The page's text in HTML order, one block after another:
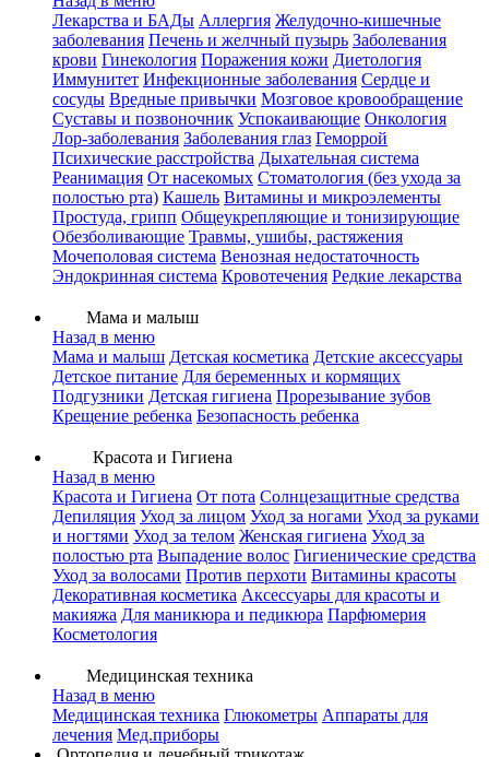
Лекарства и БАДы Аллергия Желудочно-кишечные
заболевания Печень и желчный пузырь Заболевания
крови Гинекология Поражения кожи Диетология
Иммунитет Инфекционные заболевания Сердце и
сосуды Вредные привычки Мозговое кровообращение
Суставы и позвоночник Успокаивающие Онкология
Лор-заболевания Заболевания глаз Геморрой
Психические расстройства Дыхательная система
Реанимация От насекомых Стоматология (без ухода за
полостью рта) Кашель Витамины и микроэлементы
Простуда, грипп Общеукрепляющие и тонизирующие
Обезболивающие Травмы, ушибы, растяжения
Мочеполовая система Венозная недостаточность
Эндокринная система Кровотечения Редкие лекарства
Мама и малыш
Назад в меню
Мама и малыш Детская косметика Детские аксессуары
Детское питание Для беременных и кормящих
Подгузники Детская гигиена Прорезывание зубов
Крещение ребенка Безопасность ребенка
Красота и Гигиена
Назад в меню
Красота и Гигиена От пота Солнцезащитные средства
Депиляция Уход за лицом Уход за ногами Уход за руками
и ногтями Уход за телом Женская гигиена Уход за
полостью рта Выпадение волос Гигиенические средства
Уход за волосами Против перхоти Витамины красоты
Декоративная косметика Аксессуары для красоты и
макияжа Для маникюра и педикюра Парфюмерия
Косметология
Медицинская техника
Назад в меню
Медицинская техника Глюкометры Аппараты для
лечения Мед.приборы